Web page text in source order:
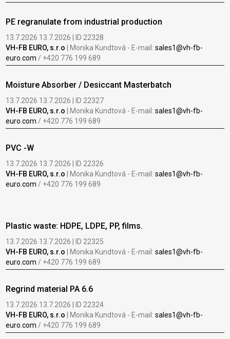
PE regranulate from industrial production
13.7.2026 13.7.2026 | ID 22328
VH-FB EURO, s.r.o | Monika Kundtová - E-mail:sales1@vh-fb-
euro.com / +420 776 199 689
Moisture Absorber / Desiccant Masterbatch
13.7.2026 13.7.2026 | ID 22327
VH-FB EURO, s.r.o | Monika Kundtová - E-mail:sales1@vh-fb-
euro.com / +420 776 199 689
PVC -W
13.7.2026 13.7.2026 | ID 22326
VH-FB EURO, s.r.o | Monika Kundtová - E-mail:sales1@vh-fb-
euro.com / +420 776 199 689
Plastic waste: HDPE, LDPE, PP, films.
13.7.2026 13.7.2026 | ID 22325
VH-FB EURO, s.r.o | Monika Kundtová - E-mail:sales1@vh-fb-
euro.com / +420 776 199 689
Regrind material PA 6.6
13.7.2026 13.7.2026 | ID 22324
VH-FB EURO, s.r.o | Monika Kundtová - E-mail:sales1@vh-fb-
euro.com / +420 776 199 689